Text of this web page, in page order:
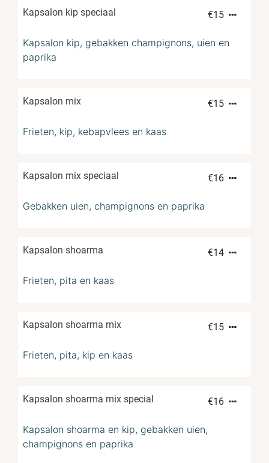
Kapsalon kip speciaal €15
Kapsalon kip, gebakken champignons, uien en
paprika
Kapsalon mix €15
Frieten, kip, kebapvlees en kaas
Kapsalon mix speciaal €16
Gebakken uien, champignons en paprika
Kapsalon shoarma €14
Frieten, pita en kaas
Kapsalon shoarma mix €15
Frieten, pita, kip en kaas
Kapsalon shoarma mix special €16
Kapsalon shoarma en kip, gebakken uien,
champignons en paprika